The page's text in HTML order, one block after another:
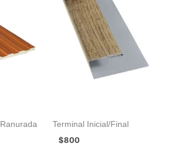
Terminal Inicial/Final
$800